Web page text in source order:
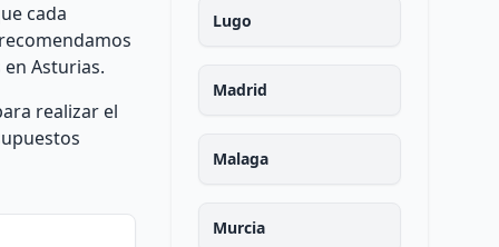
cada
Asturias.
realizar el
Lugo
Madrid
Malaga
Murcia